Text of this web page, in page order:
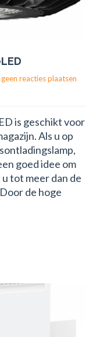
reacties plaatsen
is geschikt voor
Als u op
goed idee om
tot meer dan de
de hoge